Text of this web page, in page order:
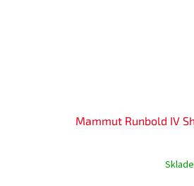
Mammut Runbold IV